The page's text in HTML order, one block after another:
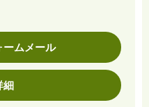
ームメール
細